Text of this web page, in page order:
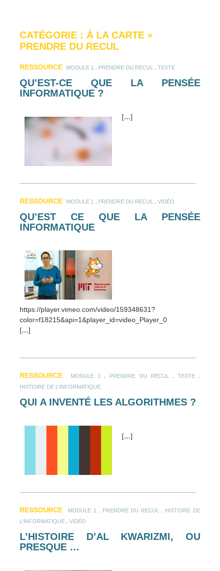
CATÉGORIE : À LA CARTE »
PRENDRE DU RECUL
RESSOURCE MODULE 1 PRENDRE DU RECUL TEXTE
QU’EST-CE QUE LA PENSÉE
INFORMATIQUE ?
[…]
RESSOURCE MODULE 1 PRENDRE DU RECUL VIDÉO
QU’EST CE QUE LA PENSÉE
INFORMATIQUE
https://player.vimeo.com/video/159348631?
color=f18215&api=1&player_id=video_Player_0
[…]
RESSOURCE MODULE 1 PRENDRE DU RECUL .TEXTE
HISTOIRE DE L'INFORMATIQUE
QUI A INVENTÉ LES ALGORITHMES ?
[…]
RESSOURCE MODULE 1 PRENDRE DU RECUL
HISTOIRE DE
L'INFORMATIQUE
VIDÉO
L’HISTOIRE D’AL KWARIZMI, OU
PRESQUE …